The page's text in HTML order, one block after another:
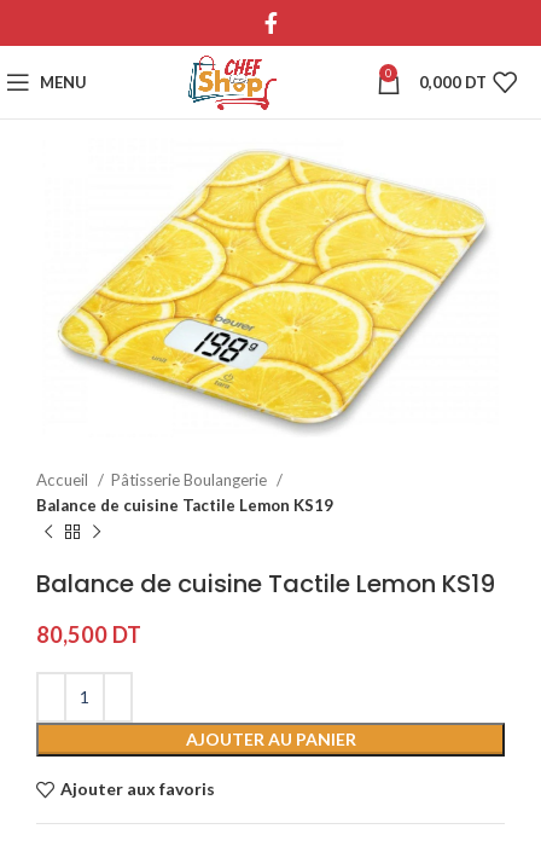
MENU 0 0,000 DT
Accueil
Pâtisserie Boulangerie
Balance de cuisine Tactile Lemon KS19
Balance de cuisine Tactile Lemon KS19
80,500 DT
AJOUTER AU PANIER
Ajouter aux favoris